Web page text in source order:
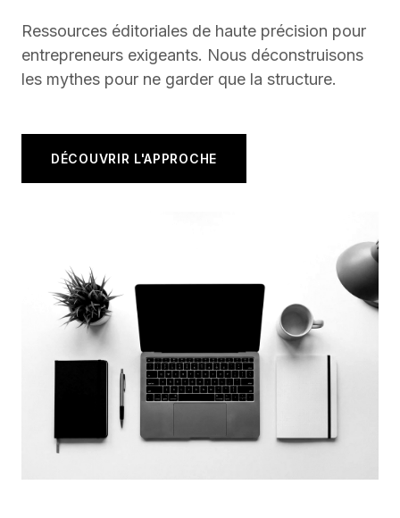
À propos
Ressources éditoriales de haute précision pour
entrepreneurs exigeants. Nous déconstruisons
les mythes pour ne garder que la structure.
DÉCOUVRIR L'APPROCHE